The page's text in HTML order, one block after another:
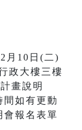
月10日(二)
政大樓三樓
畫說明
間如有更動
會報名表單